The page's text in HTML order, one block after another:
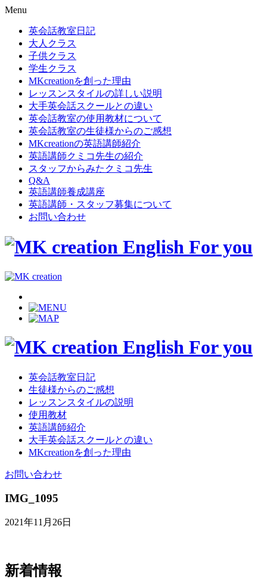
Menu
英会話教室日記
大人クラス
子供クラス
学生クラス
MKcreationを創った理由
レッスンスタイルの詳しい説明
大手英会話スクールとの違い
英会話教室の使用教材について
英会話教室の生徒様からのご感想
MKcreationの英語講師紹介
英語講師クミコ先生の紹介
スタッフからみたクミコ先生
Q&A
英語講師養成講座
英語講師・スタッフ募集について
お問い合わせ
英会話教室日記
生徒様からのご感想
レッスンスタイルの説明
使用教材
英語講師紹介
大手英会話スクールとの違い
MKcreationを創った理由
お問い合わせ
IMG_1095
2021年11月26日
新着情報